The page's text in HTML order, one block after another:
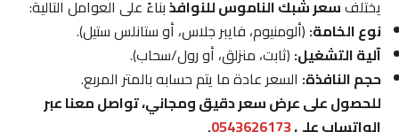
يختلفسعر شبك الناموس للنوافذبناءً على العوامل التالية:
نوع الخامة: (ألومنيوم، فايبر جلاس، أو ستانلس ستيل).
آلية التشغيل: (ثابت، منزلق، أو رول/سحاب).
حجم النافذة: السعر عادة ما يتم حسابه بالمتر المربع.
للحصول على عرض سعر دقيق ومجاني، تواصل معنا عبر
الواتساب على0543626173
.